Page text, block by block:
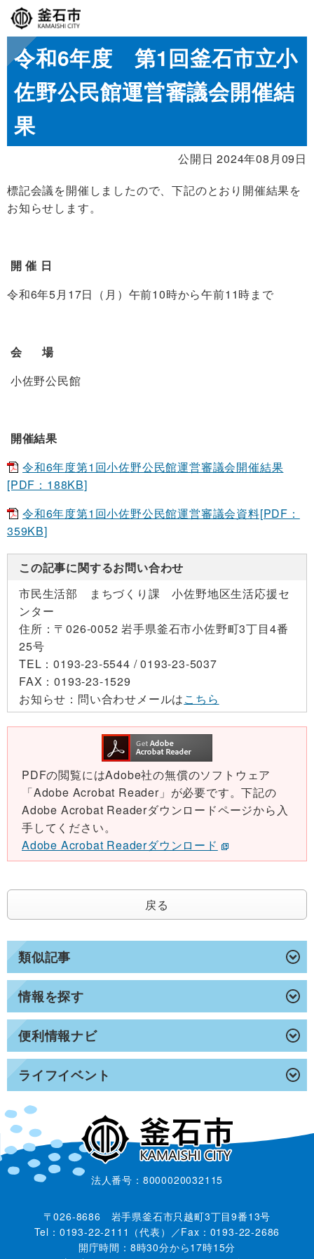
類似記事
情報を探す
便利情報ナビ
ライフイベント
令和6年度 第1回釜石市立小
佐野公民館運営審議会開催結
果
公開日 2024年08月09日
標記会議を開催しましたので、下記のとおり開催結果を
お知らせします。
開 催 日
令和6年5月17日（月）午前10時から午前11時まで
会 場
小佐野公民館
開催結果
令和6年度第1回小佐野公民館運営審議会開催結果
[PDF：188KB]
令和6年度第1回小佐野公民館運営審議会資料[PDF：
359KB]
この記事に関するお問い合わせ
市民生活部 まちづくり課 小佐野地区生活応援セ
ンター
住所： 〒026-0052 岩手県釜石市小佐野町3丁目4番
25号
TEL：0193-23-5544 / 0193-23-5037
FAX：0193-23-1529
お知らせ： 問い合わせメールはこちら
PDFの閲覧にはAdobe社の無償のソフトウェア
「Adobe Acrobat Reader」が必要です。下記の
Adobe Acrobat Readerダウンロードページから入
手してください。
Adobe Acrobat Readerダウンロード
戻る
法人番号：8000020032115
〒026-8686 岩手県釜石市只越町3丁目9番13号
Tel：0193-22-2111（代表）／Fax：0193-22-2686
開庁時間：8時30分から17時15分